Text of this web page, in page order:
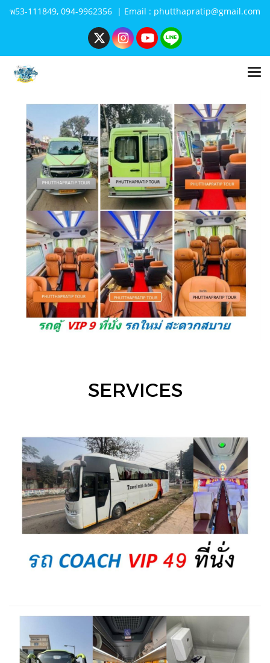
พ53-111849, 094-9962356 | Email : phutthapratip@gmail.com
SERVICES